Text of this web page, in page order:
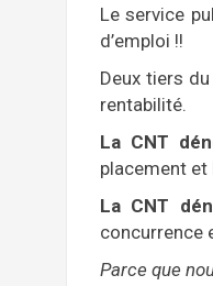
Le service
d’emploi !!
Deux tiers
rentabilité.
La CNT
placement et
La CNT
concurrence
Parce que